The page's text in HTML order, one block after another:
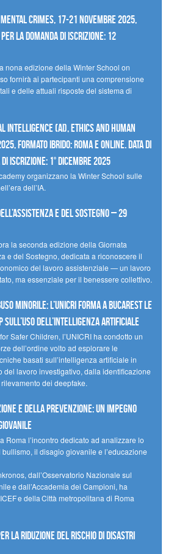
Crimes, 17-21 novembre 2025,
la domanda di iscrizione: 12
nona edizione della Winter School on
fornirà ai partecipanti una comprensione
e delle attuali risposte del sistema di
(AI), Ethics and Human
Formato Ibrido: Roma e online. Data di
iscrizione: 1° dicembre 2025
organizzano la Winter School sulle
dell’IA.
e del sostegno – 29
la seconda edizione della Giornata
e del Sostegno, dedicata a riconoscere il
del lavoro assistenziale — un lavoro
ma essenziale per il benessere collettivo.
minorile: l’UNICRI forma a Bucarest le
sull’uso dell’Intelligenza Artificiale
Safer Children, l’UNICRI ha condotto un
dell’ordine volto ad esplorare le
basati sull’intelligenza artificiale in
del lavoro investigativo, dalla identificazione
dei deepfake.
e della Prevenzione: un impegno
Roma l’incontro dedicato ad analizzare lo
bullismo, il disagio giovanile e l’educazione
dall’Osservatorio Nazionale sul
e dall’Accademia dei Campioni, ha
e della Città metropolitana di Roma
la riduzione del rischio di disastri